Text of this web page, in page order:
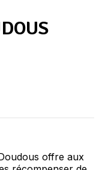
offre aux